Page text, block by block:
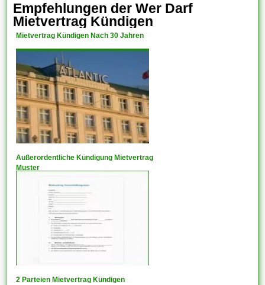
Empfehlungen der Wer Darf
Mietvertrag Kündigen
Mietvertrag Kündigen Nach 30 Jahren
Außerordentliche Kündigung Mietvertrag
Muster
2 Parteien Mietvertrag Kündigen